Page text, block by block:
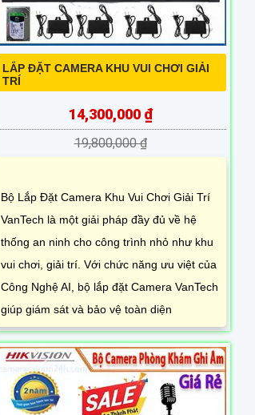
LẮP ĐẶT CAMERA KHU VUI CHƠI GIẢI
TRÍ
14,300,000 ₫
19,800,000 ₫
Bộ Lắp Đặt Camera Khu Vui Chơi Giải Trí
VanTech là một giải pháp đầy đủ về hệ
thống an ninh cho công trình nhỏ như khu
vui chơi, giải trí. Với chức năng ưu việt của
Công Nghệ AI, bộ lắp đặt Camera VanTech
giúp giám sát và bảo vệ toàn diện